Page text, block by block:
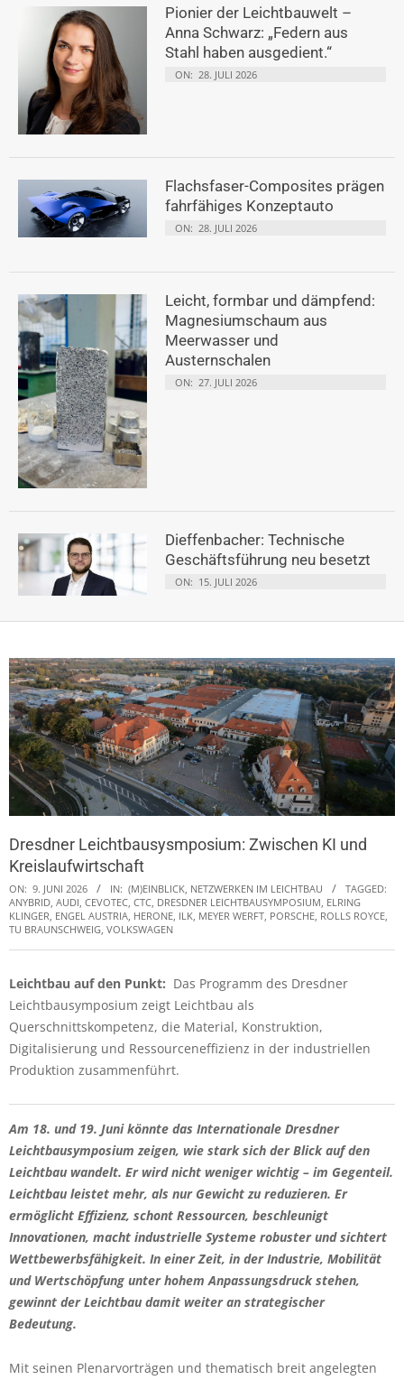
Pionier der Leichtbauwelt –
Anna Schwarz: „Federn aus
Stahl haben ausgedient.“
ON: 28. JULI 2026
Flachsfaser-Composites prägen
fahrfähiges Konzeptauto
ON: 28. JULI 2026
Leicht, formbar und dämpfend:
Magnesiumschaum aus
Meerwasser und
Austernschalen
ON: 27. JULI 2026
Dieffenbacher: Technische
Geschäftsführung neu besetzt
ON: 15. JULI 2026
Dresdner Leichtbausysmposium: Zwischen KI und
Kreislaufwirtschaft
ON: 9. JUNI 2026 IN: (M)EINBLICK, NETZWERKEN IM LEICHTBAU
TAGGED:
ANYBRID, AUDI, CEVOTEC, CTC, DRESDNER LEICHTBAUSYMPOSIUM, ELRING
KLINGER, ENGEL AUSTRIA, HERONE, ILK, MEYER WERFT, PORSCHE, ROLLS ROYCE,
TU BRAUNSCHWEIG, VOLKSWAGEN
Leichtbau auf den Punkt: Das Programm des Dresdner
Leichtbausymposium zeigt Leichtbau als
Querschnittskompetenz, die Material, Konstruktion,
Digitalisierung und Ressourceneffizienz in der industriellen
Produktion zusammenführt.
Am 18. und 19. Juni könnte das Internationale Dresdner
Leichtbausymposium zeigen, wie stark sich der Blick auf den
Leichtbau wandelt. Er wird nicht weniger wichtig – im Gegenteil.
Leichtbau leistet mehr, als nur Gewicht zu reduzieren. Er
ermöglicht Effizienz, schont Ressourcen, beschleunigt
Innovationen, macht industrielle Systeme robuster und sichtert
Wettbewerbsfähigkeit. In einer Zeit, in der Industrie, Mobilität
und Wertschöpfung unter hohem Anpassungsdruck stehen,
gewinnt der Leichtbau damit weiter an strategischer
Bedeutung.
Mit seinen Plenarvorträgen und thematisch breit angelegten